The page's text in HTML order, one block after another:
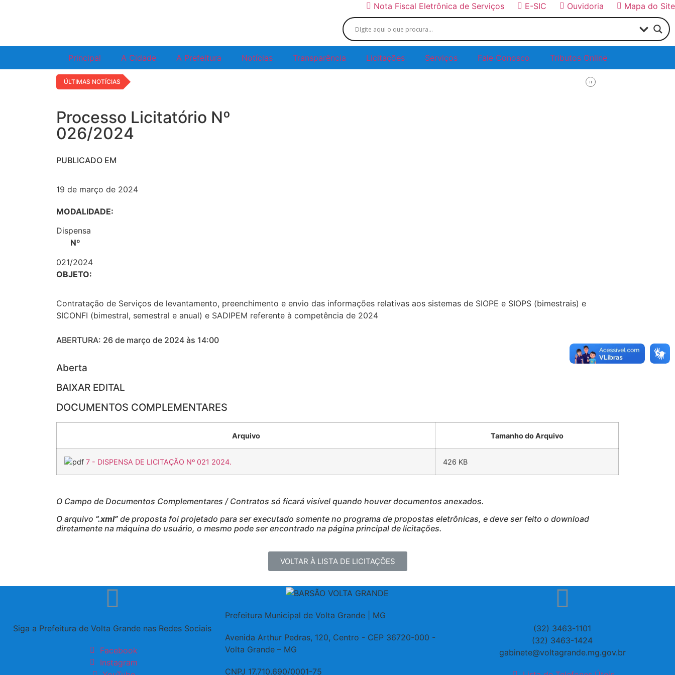
Nota Fiscal Eletrônica de Serviços E-SIC Ouvidoria Mapa do Site
Principal A Cidade A Prefeitura Notícias Transparência Licitações Serviços Fale Conosco Tributos Online
ÚLTIMAS NOTÍCIAS
Processo Licitatório Nº
026/2024
PUBLICADO EM
19 de março de 2024
MODALIDADE:
Dispensa
Nº
021/2024
OBJETO:
Contratação de Serviços de levantamento, preenchimento e envio das informações relativas aos sistemas de SIOPE e SIOPS (bimestrais) e
SICONFI (bimestral, semestral e anual) e SADIPEM referente à competência de 2024
ABERTURA: 26 de março de 2024 às 14:00
Aberta
BAIXAR EDITAL
DOCUMENTOS COMPLEMENTARES
Arquivo Tamanho do Arquivo
7 - DISPENSA DE LICITAÇÃO Nº 021 2024. 426 KB
O Campo de Documentos Complementares / Contratos só ficará visível quando houver documentos anexados.
O arquivo “.xml” de proposta foi projetado para ser executado somente no programa de propostas eletrônicas, e deve ser feito o download
diretamente na máquina do usuário, o mesmo pode ser encontrado na página principal de licitações.
VOLTAR À LISTA DE LICITAÇÕES
Siga a Prefeitura de Volta Grande nas Redes Sociais
Facebook
Instagram
Prefeitura Municipal de Volta Grande | MG
Avenida Arthur Pedras, 120, Centro - CEP 36720-000 -
Volta Grande – MG
CNPJ 17.710.690/0001-75
(32) 3463-1101
(32) 3463-1424
gabinete@voltagrande.mg.gov.br